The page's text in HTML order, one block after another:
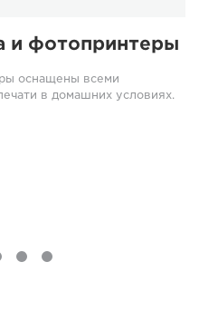
и фотопринтеры
оснащены всеми
в домашних условиях.